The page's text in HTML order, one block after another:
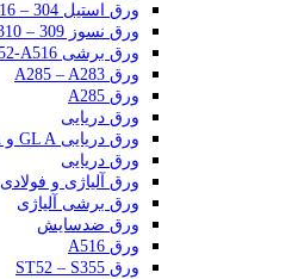
ورق استیل 304 – 316
ورق نسوز 309 – 310
ورق برشی ST52-A516
ورق A285 – A283
ورق A285
ورق دریایی
ورق دریایی GL A و LR A
ورق دریایی
ورق آلیاژی و فولادی
ورق برشی آلیاژی
ورق ضدسایش
ورق A516
ورق ST52 – S355